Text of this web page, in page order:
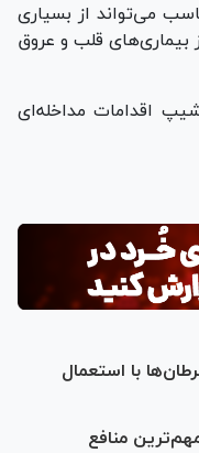
می‌تواند از بسیاری
بیماری‌های قلب و عروق
اقدامات مداخله‌ای
با استعمال
منافع